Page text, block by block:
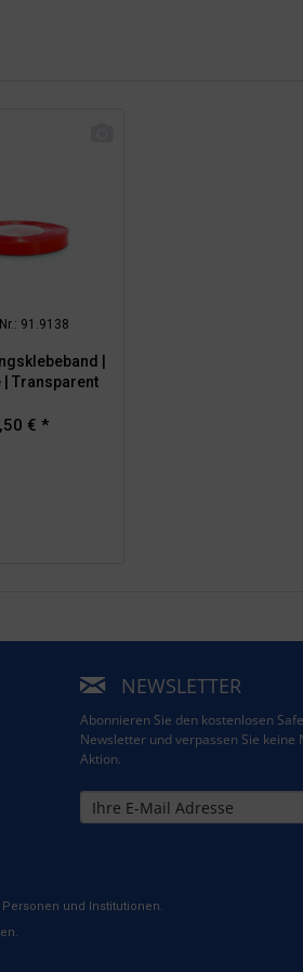
91.9138
|
| Transparent
€ *
NEWSLETTER
Abonnieren Sie den kostenlosen
Newsletter und verpassen Sie keine
Aktion.
und Institutionen.